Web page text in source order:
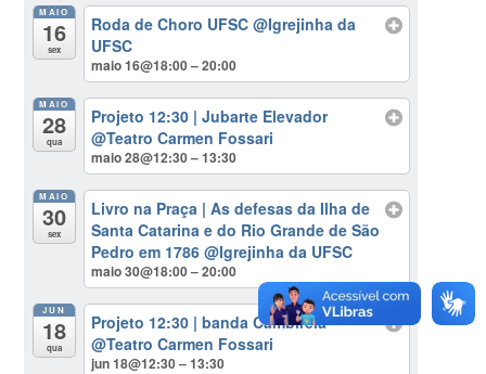
MAIO
16
sex
Roda de Choro UFSC@Igrejinha da
UFSC
maio 16@18:00 – 20:00
MAIO
28
qua
Projeto 12:30 | Jubarte Elevador
@Teatro Carmen Fossari
maio 28@12:30 – 13:30
MAIO
30
sex
Livro na Praça | As defesas da Ilha de
Santa Catarina e do Rio Grande de São
Pedro em 1786@Igrejinha da UFSC
maio 30@18:00 – 20:00
JUN
18
qua
Projeto 12:30 | banda Cambirela
@Teatro Carmen Fossari
jun 18@12:30 – 13:30